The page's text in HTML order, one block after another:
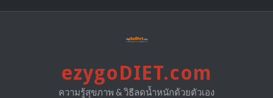
ezygoDIET.com
ความรู้สุขภาพ & วิธีลดน้ำหนักด้วยตัวเอง